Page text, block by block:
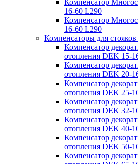
Компенсатор
16-60 L290
Компенсатор
16-60 L290
Компенсаторы для
Компенсатор
отопления DEK 15-
Компенсатор
отопления DEK 20-
Компенсатор
отопления DEK 25-
Компенсатор
отопления DEK 32-
Компенсатор
отопления DEK 40-
Компенсатор
отопления DEK 50-
Компенсатор